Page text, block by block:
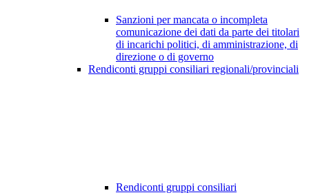
Sanzioni per mancata o incompleta
comunicazione dei dati da parte dei titolari
di incarichi politici, di amministrazione, di
direzione o di governo
Rendiconti gruppi consiliari regionali/provinciali
Rendiconti gruppi consiliari